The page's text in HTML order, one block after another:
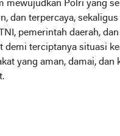
mewujudkan Polri yang
dan terpercaya,
pemerintah daerah,
demi terciptanya situasi
yang aman, damai, dan